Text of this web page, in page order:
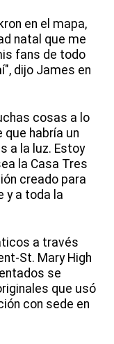
en el mapa,
natal que me
fans de todo
dijo James en
cosas a lo
que habría un
a la luz. Estoy
la Casa Tres
creado para
y a toda la
a través
St. Mary High
se
que usó
con sede en